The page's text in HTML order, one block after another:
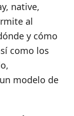
native,
al
y cómo
como los
modelo de